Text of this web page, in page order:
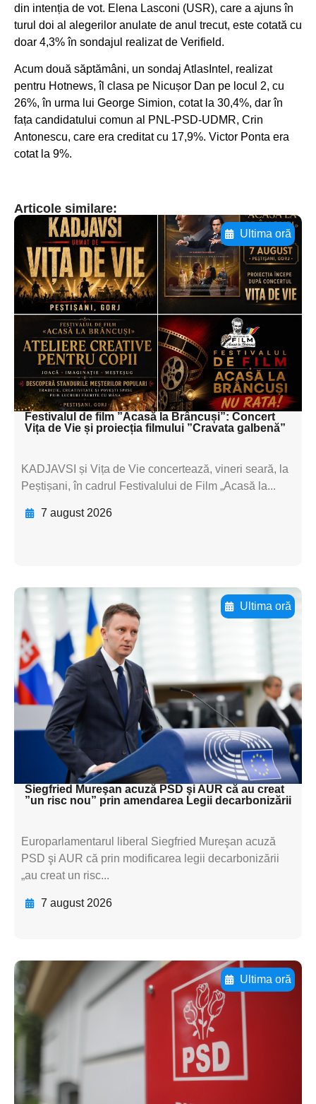
din intenția de vot. Elena Lasconi (USR), care a ajuns în
turul doi al alegerilor anulate de anul trecut, este cotată cu
doar 4,3% în sondajul realizat de Verifield.
Acum două săptămâni, un sondaj AtlasIntel, realizat
pentru Hotnews, îl clasa pe Nicușor Dan pe locul 2, cu
26%, în urma lui George Simion, cotat la 30,4%, dar în
fața candidatului comun al PNL-PSD-UDMR, Crin
Antonescu, care era creditat cu 17,9%. Victor Ponta era
cotat la 9%.
Articole similare:
Ultima oră
Adaugă aici textul pentru
subtitluAdaugă aici
textul pentru
subtitluAdaugă aici
textul pentru
subtitluAdaugă aici
textul pentru subti
Festivalul de film ”Acasă la Brâncuși”: Concert
Vița de Vie și proiecția filmului ”Cravata galbenă”
KADJAVSI și Vița de Vie concertează, vineri seară, la
Peștișani, în cadrul Festivalului de Film „Acasă la...
7 august 2026
Ultima oră
Adaugă aici textul pentru
subtitluAdaugă aici
textul pentru
subtitluAdaugă aici
textul pentru
subtitluAdaugă aici
textul pentru subti
Siegfried Mureşan acuză PSD şi AUR că au creat
”un risc nou” prin amendarea Legii decarbonizării
Europarlamentarul liberal Siegfried Mureşan acuză
PSD şi AUR că prin modificarea legii decarbonizării
„au creat un risc...
7 august 2026
Ultima oră
Adaugă aici textul pentru
subtitluAdaugă aici
textul pentru
subtitluAdaugă aici
textul pentru